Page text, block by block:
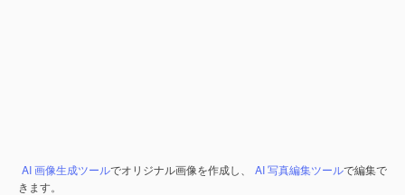
AI 画像生成ツールでオリジナル画像を作成し、 AI 写真編集ツールで編集で
きます。